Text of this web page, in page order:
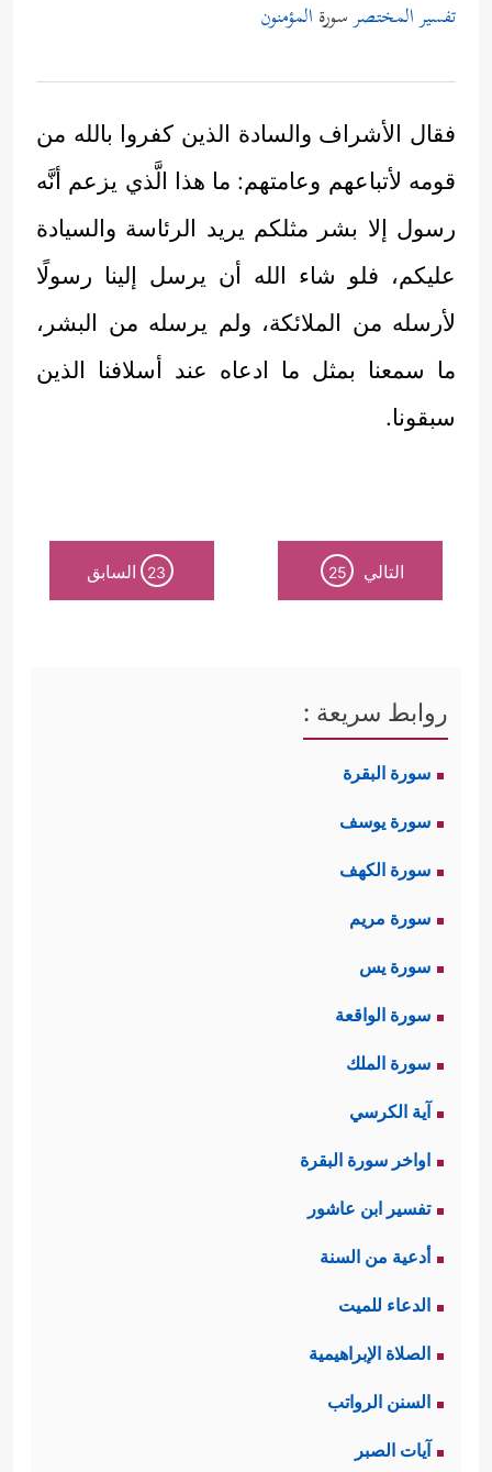
تفسير المختصرسورة المؤمنون
فقال الأشراف والسادة الذين كفروا بالله من
قومه لأتباعهم وعامتهم: ما هذا الَّذي يزعم أنَّه
رسول إلا بشر مثلكم يريد الرئاسة والسيادة
عليكم، فلو شاء الله أن يرسل إلينا رسولًا
لأرسله من الملائكة، ولم يرسله من البشر،
ما سمعنا بمثل ما ادعاه عند أسلافنا الذين
سبقونا.
التالي 25
23 السابق
روابط سريعة :
سورة البقرة
سورة يوسف
سورة الكهف
سورة مريم
سورة يس
سورة الواقعة
سورة الملك
آية الكرسي
اواخر سورة البقرة
تفسير ابن عاشور
أدعية من السنة
الدعاء للميت
الصلاة الإبراهيمية
السنن الرواتب
آيات الصبر